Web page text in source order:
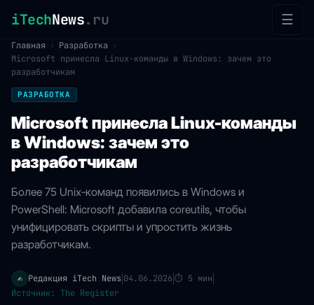
iTechNews.ru ☰
Главная › Разработка
›
Microsoft принесла Linux-команды в Windows: зачем это
разработчикам
РАЗРАБОТКА
Microsoft принесла Linux-команды
в Windows: зачем это
разработчикам
Более 75 Unix-команд появились в Windows и
PowerShell: Microsoft добавила coreutils, чтобы
унифицировать скрипты и упростить жизнь
разработчикам.
✍️ Редакция iTech News 04.06.2026⏱ 5 мин
Источник: The Register